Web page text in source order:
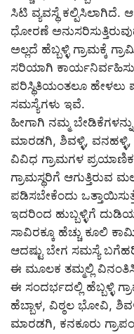
ಸಿಟಿ ವ್ಯವಸ್ಥೆ ಕಲ್ಪಿಸಿಲಾಗಿದೆ.
ಧೋರಣೆ
ಅಲ್ಲದೆ ಹೆಬ್ಬಳ್ಳಿ ಗ್ರಾಮಕ್ಕೆ
ಸರಿಯಾಗಿ
ಪರಿಸ್ಥಿತಿಯಂತಲೂ ಹೇಳಲು
ಸಮಸ್ಯೆಗಳು ಇವೆ.
ಹೀಗಾಗಿ ನಮ್ಮ
ಮಾರಡಗಿ, ಶಿವಳ್ಳಿ,
ವಿವಿಧ ಗ್ರಾಮಗಳ
ಗ್ರಾಮಸ್ಥರಿಗೆ
ಪಡಿಸಬೇಕೆಂದು
ಇದರಿಂದ ಹುಬ್ಬಳ್ಳಿಗೆ
ಸಾವಿರಕ್ಕೂ ಹೆಚ್ಚು ಕೂಲಿ
ಆದಷ್ಟು ಬೇಗ ಸಮಸ್ಯೆ
ಈ ಮೂಲಕ ತಮ್ಮಲ್ಲಿ
ಈ ಸಂದರ್ಭದಲ್ಲಿ ಹೆಬ್ಬಳ್ಳಿ
ಹೆಬ್ಬಾಳ, ವಿಠ್ಠಲ ಭೋವಿ,
ಮಾರಡಗಿ, ಕನಕೂರು